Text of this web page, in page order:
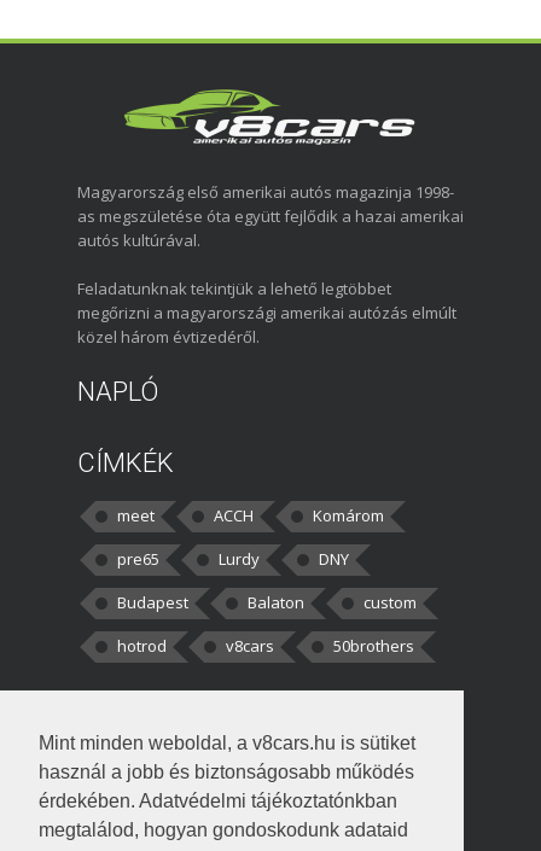
Mint minden weboldal, a v8cars.hu is sütiket
használ a jobb és biztonságosabb működés
érdekében. Adatvédelmi tájékoztatónkban
megtalálod, hogyan gondoskodunk adataid
Magyarország első amerikai autós magazinja 1998-
as megszületése óta együtt fejlődik a hazai amerikai
autós kultúrával.
Feladatunknak tekintjük a lehető legtöbbet
megőrizni a magyarországi amerikai autózás elmúlt
közel három évtizedéről.
NAPLÓ
CÍMKÉK
meet ACCH
Komárom
pre65
Lurdy
DNY
Budapest
Balaton
custom
hotrod
v8cars 50brothers
kortisz:Elszúrtam! Én csak két
darabbaal számoltam. Nem tudtam, hogy fél autót,